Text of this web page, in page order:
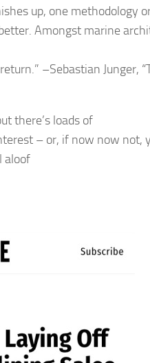
up, one methodology
Amongst marine
–Sebastian Junger,
there’s loads of
– or, if now now not,
aloof